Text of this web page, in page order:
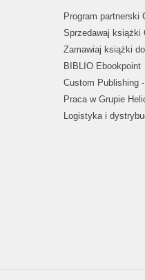
Program partnerski
Sprzedawaj książki
Zamawiaj książki
BIBLIO Ebookpoint
Custom Publishing
Praca w Grupie
Logistyka i